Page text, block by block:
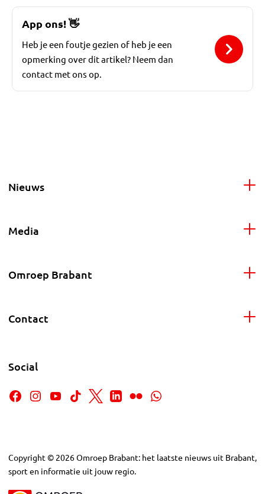
App ons!👋
Heb je een foutje gezien of heb je een
opmerking over dit artikel? Neem dan
contact met ons op.
Nieuws
Media
Omroep Brabant
Contact
Social
Copyright © 2026Omroep Brabant: het laatste nieuws uit Brabant,
sport en informatie uit jouw regio.